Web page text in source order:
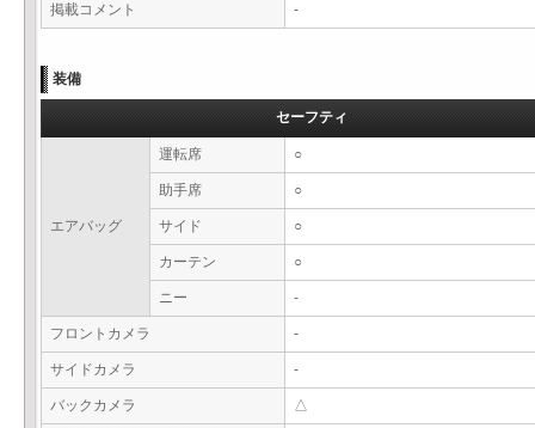
掲載コメント -
装備
セーフティ
エアバッグ
運転席 ○
助手席 ○
サイド ○
カーテン ○
ニー -
フロントカメラ -
サイドカメラ -
バックカメラ △